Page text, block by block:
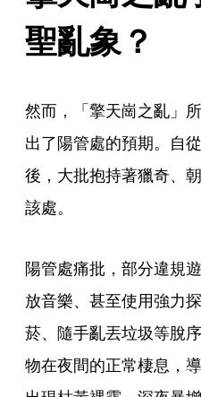
聖亂象？
然而，「擎天崗之亂」
出了陽管處的預期。自
後，大批抱持著獵奇、
該處。
陽管處痛批，部分違規
放音樂、甚至使用強力
菸、隨手亂丟垃圾等脫
物在夜間的正常棲息，